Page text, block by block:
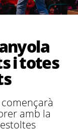
i totes
amb la